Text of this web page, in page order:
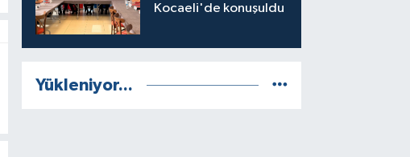
Kocaeli'de konuşuldu
Yükleniyor...